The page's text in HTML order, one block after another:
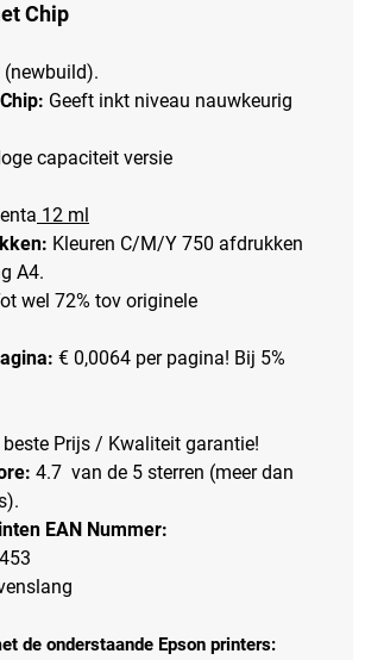
Chip
(newbuild).
Geeft inkt niveau nauwkeurig
capaciteit versie
12 ml
Kleuren C/M/Y 750 afdrukken
A4.
wel 72% tov originele
€ 0,0064 per pagina! Bij 5%
beste Prijs / Kwaliteit garantie!
4.7 van de 5 sterren (meer dan
EAN Nummer:
de onderstaande Epson printers: